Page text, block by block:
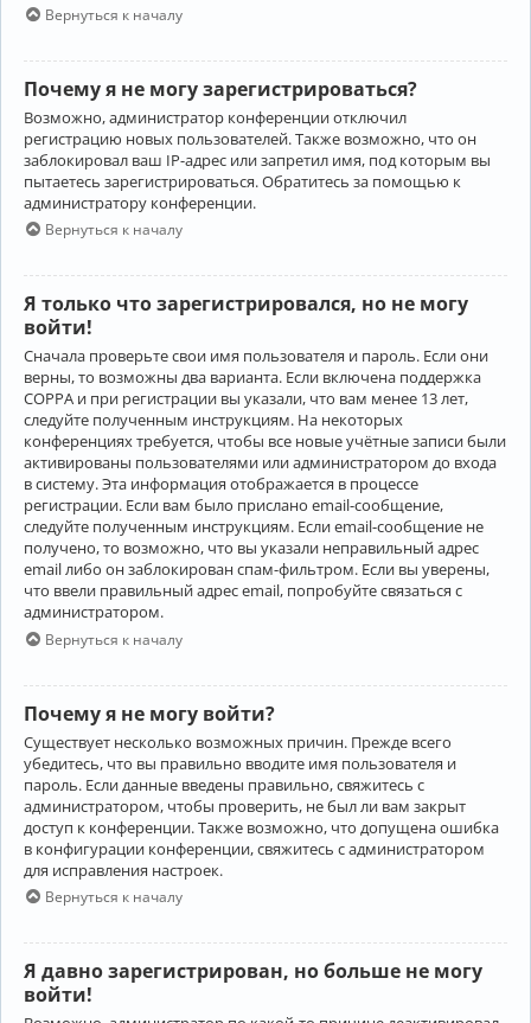
Вернуться к началу
Почему я не могу зарегистрироваться?
Возможно, администратор конференции отключил
регистрацию новых пользователей. Также возможно, что он
заблокировал ваш IP-адрес или запретил имя, под которым вы
пытаетесь зарегистрироваться. Обратитесь за помощью к
администратору конференции.
Вернуться к началу
Я только что зарегистрировался, но не могу
войти!
Сначала проверьте свои имя пользователя и пароль. Если они
верны, то возможны два варианта. Если включена поддержка
COPPA и при регистрации вы указали, что вам менее 13 лет,
следуйте полученным инструкциям. На некоторых
конференциях требуется, чтобы все новые учётные записи были
активированы пользователями или администратором до входа
в систему. Эта информация отображается в процессе
регистрации. Если вам было прислано email-сообщение,
следуйте полученным инструкциям. Если email-сообщение не
получено, то возможно, что вы указали неправильный адрес
email либо он заблокирован спам-фильтром. Если вы уверены,
что ввели правильный адрес email, попробуйте связаться с
администратором.
Вернуться к началу
Почему я не могу войти?
Существует несколько возможных причин. Прежде всего
убедитесь, что вы правильно вводите имя пользователя и
пароль. Если данные введены правильно, свяжитесь с
администратором, чтобы проверить, не был ли вам закрыт
доступ к конференции. Также возможно, что допущена ошибка
в конфигурации конференции, свяжитесь с администратором
для исправления настроек.
Вернуться к началу
Я давно зарегистрирован, но больше не могу
войти!